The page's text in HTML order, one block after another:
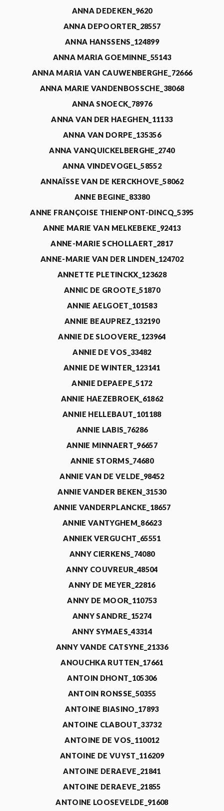
ANNA DEDEKEN_9620
ANNA DEPOORTER_28557
ANNA HANSSENS_124899
ANNA MARIA GOEMINNE_55143
ANNA MARIA VAN CAUWENBERGHE_72666
ANNA MARIE VANDENBOSSCHE_38068
ANNA SNOECK_78976
ANNA VAN DER HAEGHEN_11133
ANNA VAN DORPE_135356
ANNA VANQUICKELBERGHE_2740
ANNA VINDEVOGEL_58552
ANNAÏSSE VAN DE KERCKHOVE_58062
ANNE BEGINE_83380
ANNE FRANÇOISE THIENPONT-DINCQ_5395
ANNE MARIE VAN MELKEBEKE_92413
ANNE-MARIE SCHOLLAERT_2817
ANNE-MARIE VAN DER LINDEN_124702
ANNETTE PLETINCKX_123628
ANNIC DE GROOTE_51870
ANNIE AELGOET_101583
ANNIE BEAUPREZ_132190
ANNIE DE SLOOVERE_123964
ANNIE DE VOS_33482
ANNIE DE WINTER_123141
ANNIE DEPAEPE_5172
ANNIE HAEZEBROEK_61862
ANNIE HELLEBAUT_101188
ANNIE LABIS_76286
ANNIE MINNAERT_96657
ANNIE STORMS_74680
ANNIE VAN DE VELDE_98452
ANNIE VANDER BEKEN_31530
ANNIE VANDERPLANCKE_18657
ANNIE VANTYGHEM_86623
ANNIEK VERGUCHT_65551
ANNY CIERKENS_74080
ANNY COUVREUR_48504
ANNY DE MEYER_22816
ANNY DE MOOR_110753
ANNY SANDRE_15274
ANNY SYMAES_43314
ANNY VANDE CATSYNE_21336
ANOUCHKA RUTTEN_17661
ANTOIN DHONT_105306
ANTOIN RONSSE_50355
ANTOINE BIASINO_17893
ANTOINE CLABOUT_33732
ANTOINE DE VOS_110012
ANTOINE DE VUYST_116209
ANTOINE DERAEVE_21841
ANTOINE DERAEVE_21855
ANTOINE LOOSEVELDE_91608